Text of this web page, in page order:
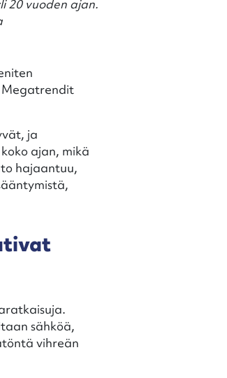
20 vuoden ajan.
Megatrendit
ja
ajan, mikä
hajaantuu,
sähköä,
vihreän